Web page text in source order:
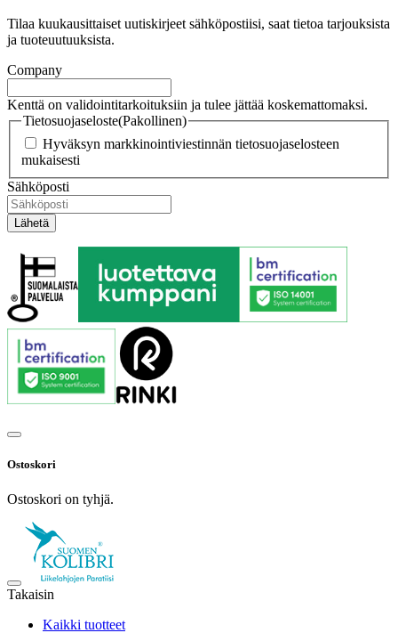
Tilaa kuukausittaiset uutiskirjeet sähköpostiisi, saat tietoa tarjouksista
ja tuoteuutuuksista.
Company
Kenttä on validointitarkoituksiin ja tulee jättää koskemattomaksi.
Tietosuojaseloste(Pakollinen)
Hyväksyn markkinointiviestinnän tietosuojaselosteen
mukaisesti
Sähköposti
Ostoskori
Ostoskori on tyhjä.
Takaisin
Kaikki tuotteet